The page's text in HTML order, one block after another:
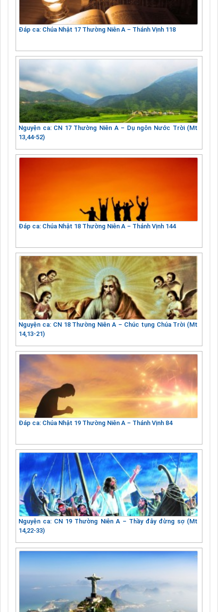
Đáp ca: Chúa Nhật 17 Thường Niên A – Thánh Vịnh 118
Nguyện ca: CN 17 Thường Niên A – Dụ ngôn Nước Trời (Mt
13,44-52)
Đáp ca: Chúa Nhật 18 Thường Niên A – Thánh Vịnh 144
Nguyện ca: CN 18 Thường Niên A – Chúc tụng Chúa Trời (Mt
14,13-21)
Đáp ca: Chúa Nhật 19 Thường Niên A – Thánh Vịnh 84
Nguyện ca: CN 19 Thường Niên A – Thầy đây đừng sợ (Mt
14,22-33)